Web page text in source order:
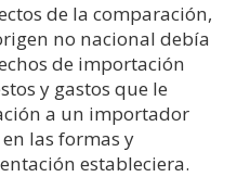
de la comparación,
no nacional debía
de importación
y gastos que le
a un importador
las formas y
estableciera.